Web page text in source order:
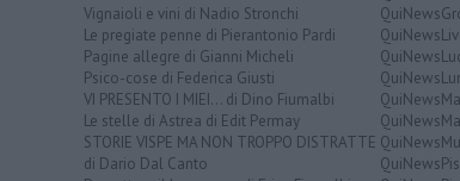
Vignaioli e vini di Nadio Stronchi
Le pregiate penne di Pierantonio Pardi
Pagine allegre di Gianni Micheli
Psico-cose di Federica Giusti
VI PRESENTO I MIEI... di Dino Fiumalbi
Le stelle di Astrea di Edit Permay
STORIE VISPE MA NON TROPPO DISTRATTE
di Dario Dal Canto